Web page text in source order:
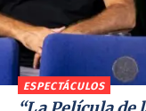
ESPECTÁCULOS